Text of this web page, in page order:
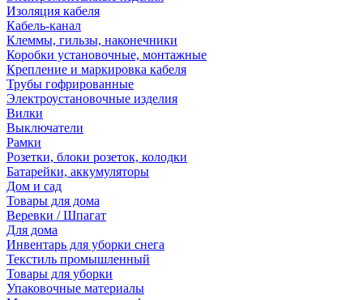
Изоляция кабеля
Кабель-канал
Клеммы, гильзы, наконечники
Коробки установочные, монтажные
Крепление и маркировка кабеля
Трубы гофрированные
Электроустановочные изделия
Вилки
Выключатели
Рамки
Розетки, блоки розеток, колодки
Батарейки, аккумуляторы
Дом и сад
Товары для дома
Веревки / Шпагат
Для дома
Инвентарь для уборки снега
Текстиль промышленный
Товары для уборки
Упаковочные материалы